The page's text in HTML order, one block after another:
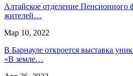
Алтайское отделение Пенсионного
жителей…
Мар 10, 2022
В Барнауле откроется выставка
«В земле…